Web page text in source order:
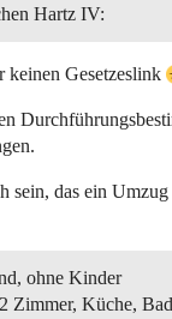
Hartz IV:
keinen Gesetzeslink
sein, das ein
ohne Kinder
Zimmer, Küche,